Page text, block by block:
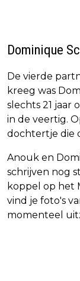
Dominique
De vierde
kreeg was
slechts 21 jaar
in de veertig.
dochtertje die
Anouk en
schrijven nog
koppel op het
vind je foto's
momenteel